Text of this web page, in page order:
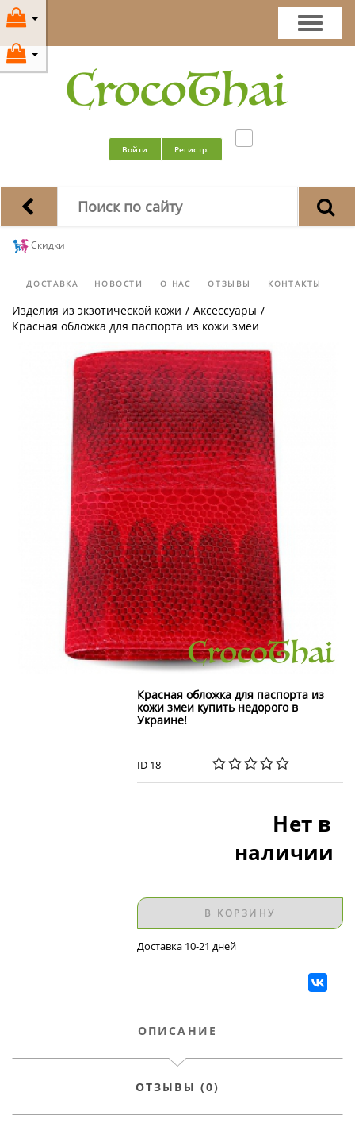
Войти Регистр.
Скидки
ДОСТАВКА НОВОСТИ О НАС ОТЗЫВЫ КОНТАКТЫ
Изделия из экзотической кожи / Аксессуары /
Красная обложка для паспорта из кожи змеи
Красная обложка для паспорта из
кожи змеи купить недорого в
Украине!
ID 18
Нет в
наличии
В КОРЗИНУ
Доставка 10-21 дней
ОПИСАНИЕ
ОТЗЫВЫ (0)